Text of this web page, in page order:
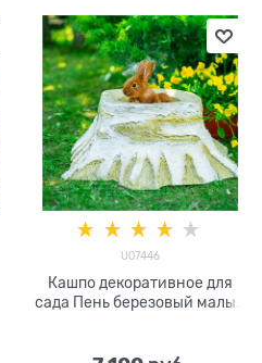
U07446
Кашпо декоративное для
сада Пень березовый малый